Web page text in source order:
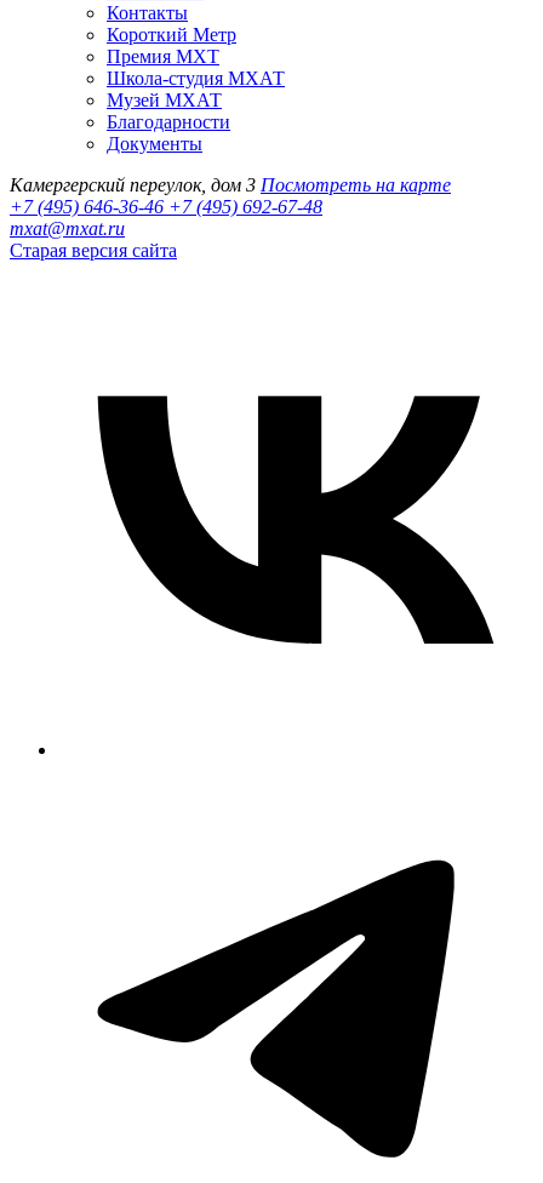
Контакты
Короткий Метр
Премия МХТ
Школа-студия МХАТ
Музей МХАТ
Благодарности
Документы
Камергерский переулок, дом 3 Посмотреть на карте
+7 (495) 646-36-46 +7 (495) 692-67-48‬
mxat@mxat.ru
Старая версия сайта